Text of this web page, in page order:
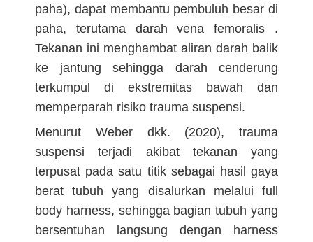
paha), dapat membantu pembuluh besar di
paha, terutama darah vena femoralis .
Tekanan ini menghambat aliran darah balik
ke jantung sehingga darah cenderung
terkumpul di ekstremitas bawah dan
memperparah risiko trauma suspensi.
Menurut Weber dkk. (2020), trauma
suspensi terjadi akibat tekanan yang
terpusat pada satu titik sebagai hasil gaya
berat tubuh yang disalurkan melalui full
body harness, sehingga bagian tubuh yang
bersentuhan langsung dengan harness